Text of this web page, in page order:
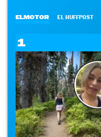
ELMOTOR EL HUFFPOST
1